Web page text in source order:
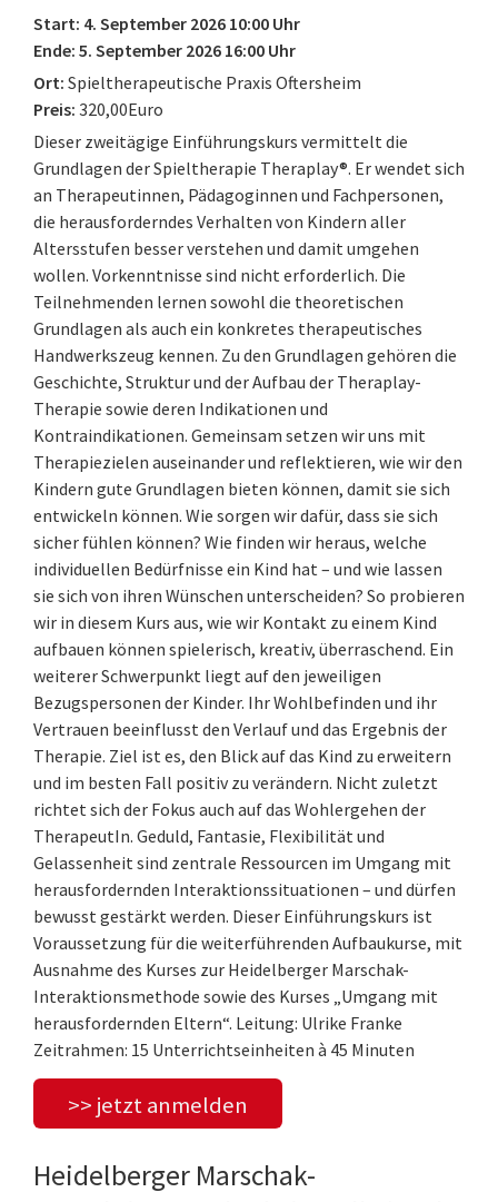
Start: 4. September 2026 10:00 Uhr
Ende: 5. September 2026 16:00 Uhr
Ort: Spieltherapeutische Praxis Oftersheim
Preis: 320,00Euro
Dieser zweitägige Einführungskurs vermittelt die
Grundlagen der Spieltherapie Theraplay®. Er wendet sich
an Therapeutinnen, Pädagoginnen und Fachpersonen,
die herausforderndes Verhalten von Kindern aller
Altersstufen besser verstehen und damit umgehen
wollen. Vorkenntnisse sind nicht erforderlich. Die
Teilnehmenden lernen sowohl die theoretischen
Grundlagen als auch ein konkretes therapeutisches
Handwerkszeug kennen. Zu den Grundlagen gehören die
Geschichte, Struktur und der Aufbau der Theraplay-
Therapie sowie deren Indikationen und
Kontraindikationen. Gemeinsam setzen wir uns mit
Therapiezielen auseinander und reflektieren, wie wir den
Kindern gute Grundlagen bieten können, damit sie sich
entwickeln können. Wie sorgen wir dafür, dass sie sich
sicher fühlen können? Wie finden wir heraus, welche
individuellen Bedürfnisse ein Kind hat – und wie lassen
sie sich von ihren Wünschen unterscheiden? So probieren
wir in diesem Kurs aus, wie wir Kontakt zu einem Kind
aufbauen können spielerisch, kreativ, überraschend. Ein
weiterer Schwerpunkt liegt auf den jeweiligen
Bezugspersonen der Kinder. Ihr Wohlbefinden und ihr
Vertrauen beeinflusst den Verlauf und das Ergebnis der
Therapie. Ziel ist es, den Blick auf das Kind zu erweitern
und im besten Fall positiv zu verändern. Nicht zuletzt
richtet sich der Fokus auch auf das Wohlergehen der
TherapeutIn. Geduld, Fantasie, Flexibilität und
Gelassenheit sind zentrale Ressourcen im Umgang mit
herausfordernden Interaktionssituationen – und dürfen
bewusst gestärkt werden. Dieser Einführungskurs ist
Voraussetzung für die weiterführenden Aufbaukurse, mit
Ausnahme des Kurses zur Heidelberger Marschak-
Interaktionsmethode sowie des Kurses „Umgang mit
herausfordernden Eltern“. Leitung: Ulrike Franke
Zeitrahmen: 15 Unterrichtseinheiten à 45 Minuten
>> jetzt anmelden
Heidelberger Marschak-